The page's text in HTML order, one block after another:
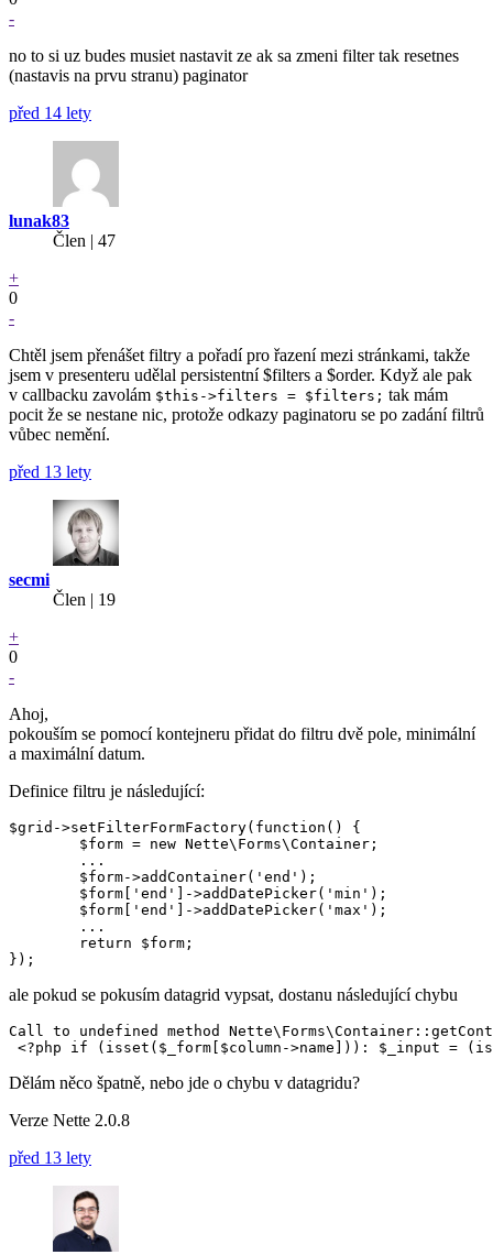
-
no to si uz budes musiet nastavit ze ak sa zmeni filter tak resetnes
(nastavis na prvu stranu) paginator
před 14 lety
lunak83
Člen | 47
+
0
-
Chtěl jsem přenášet filtry a pořadí pro řazení mezi stránkami, takže
jsem v presenteru udělal persistentní $filters a $order. Když ale pak
v callbacku zavolám $this->filters = $filters; tak mám
pocit že se nestane nic, protože odkazy paginatoru se po zadání filtrů
vůbec nemění.
před 13 lety
secmi
Člen | 19
+
0
-
Ahoj,
pokouším se pomocí kontejneru přidat do filtru dvě pole, minimální
a maximální datum.
Definice filtru je následující:
$grid->setFilterFormFactory(function() {
ale pokud se pokusím datagrid vypsat, dostanu následující chybu
Call to undefined method
Dělám něco špatně, nebo jde o chybu v datagridu?
Verze Nette 2.0.8
před 13 lety